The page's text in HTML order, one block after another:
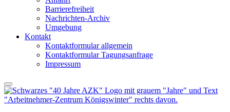
Barrierefreiheit
Nachrichten-Archiv
Umgebung
Kontakt
Kontaktformular allgemein
Kontaktformular Tagungsanfrage
Impressum